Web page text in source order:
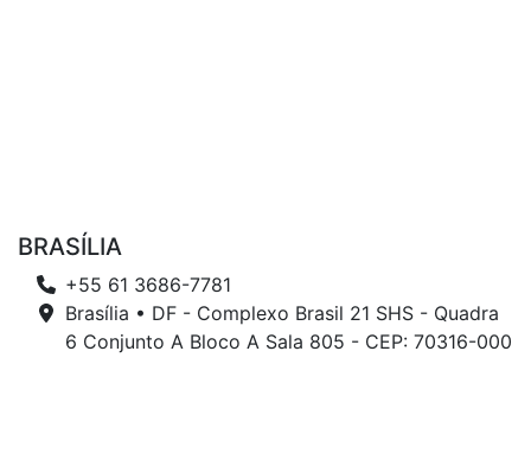
BRASÍLIA
+55 61 3686-7781
Brasília • DF - Complexo Brasil 21 SHS - Quadra
6 Conjunto A Bloco A Sala 805 - CEP: 70316-000